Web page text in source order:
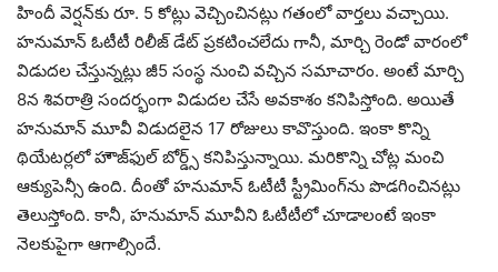
హిందీ వెర్షన్‌కు రూ. 5 కోట్లు వెచ్చించినట్లు గతంలో వార్తలు వచ్చాయి.
హనుమాన్ ఓటీటీ రిలీజ్ డేట్ ప్రకటించలేదు గానీ, మార్చి రెండో వారంలో
విడుదల చేస్తున్నట్లు జీ5 సంస్థ నుంచి వచ్చిన సమాచారం. అంటే మార్చి
8న శివరాత్రి సందర్భంగా విడుదల చేసే అవకాశం కనిపిస్తోంది. అయితే
హనుమాన్ మూవీ విడుదలైన 17 రోజులు కావొస్తుంది. ఇంకా కొన్ని
థియేటర్లలో హౌజ్‌ఫుల్ బోర్డ్స్ కనిపిస్తున్నాయి. మరికొన్ని చోట్ల మంచి
ఆక్యుపెన్సీ ఉంది. దీంతో హనుమాన్ ఓటీటీ స్ట్రీమింగ్‌ను పొడగించినట్లు
తెలుస్తోంది. కానీ, హనుమాన్ మూవీని ఓటీటీలో చూడాలంటే ఇంకా
నెలకుపైగా ఆగాల్సిందే.